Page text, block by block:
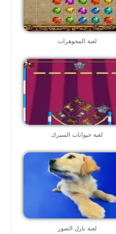
لعبة المجوهرات
لعبة حيوانات السيرك
لعبة بازل الصور